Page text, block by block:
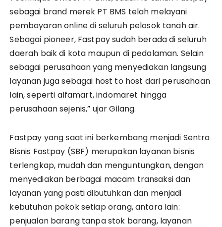
sebagai brand merek PT BMS telah melayani
pembayaran online di seluruh pelosok tanah air.
Sebagai pioneer, Fastpay sudah berada di seluruh
daerah baik di kota maupun di pedalaman. Selain
sebagai perusahaan yang menyediakan langsung
layanan juga sebagai host to host dari perusahaan
lain, seperti alfamart, indomaret hingga
perusahaan sejenis,” ujar Gilang.
Fastpay yang saat ini berkembang menjadi Sentra
Bisnis Fastpay (SBF) merupakan layanan bisnis
terlengkap, mudah dan menguntungkan, dengan
menyediakan berbagai macam transaksi dan
layanan yang pasti dibutuhkan dan menjadi
kebutuhan pokok setiap orang, antara lain:
penjualan barang tanpa stok barang, layanan